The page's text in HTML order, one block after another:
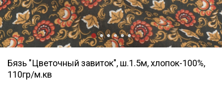
Бязь "Цветочный завиток", ш.1.5м, хлопок-100%,
110гр/м.кв